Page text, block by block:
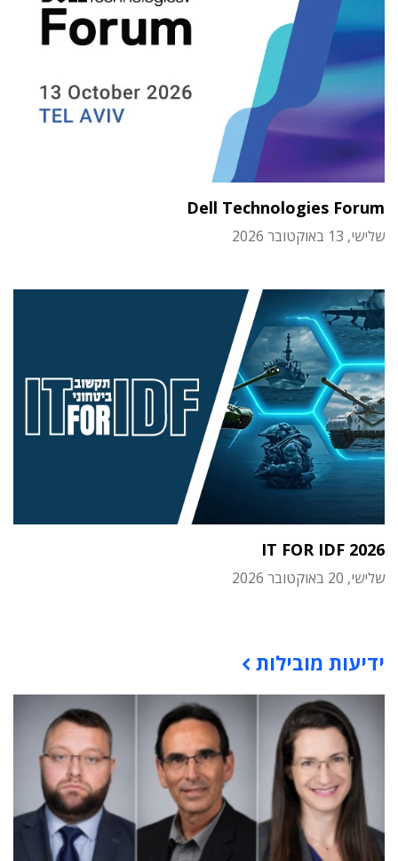
Dell Technologies Forum
שלישי, 13 באוקטובר 2026
IT FOR IDF 2026
שלישי, 20 באוקטובר 2026
ידיעות מובילות